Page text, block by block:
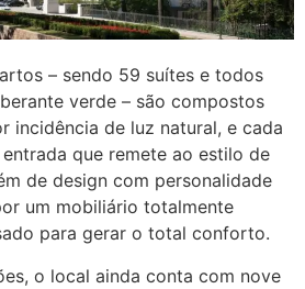
– sendo 59 suítes e todos
verde – são compostos
incidência de luz natural, e cada
que remete ao estilo de
de design com personalidade
um mobiliário totalmente
para gerar o total conforto.
o local ainda conta com nove